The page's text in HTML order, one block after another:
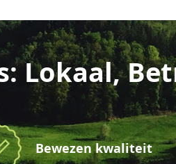
Lokaal,
Bewezen kwaliteit